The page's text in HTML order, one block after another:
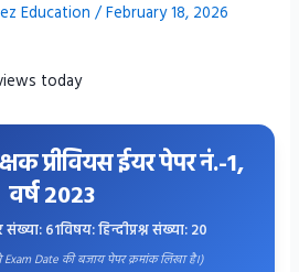
Education/February 18, 2026
today
प्रीवियस ईयर पेपर नं.-1,
वर्ष 2023
61विषय: हिन्दीप्रश्न संख्या: 20
Exam Date की बजाय पेपर क्रमांक लिखा है।)